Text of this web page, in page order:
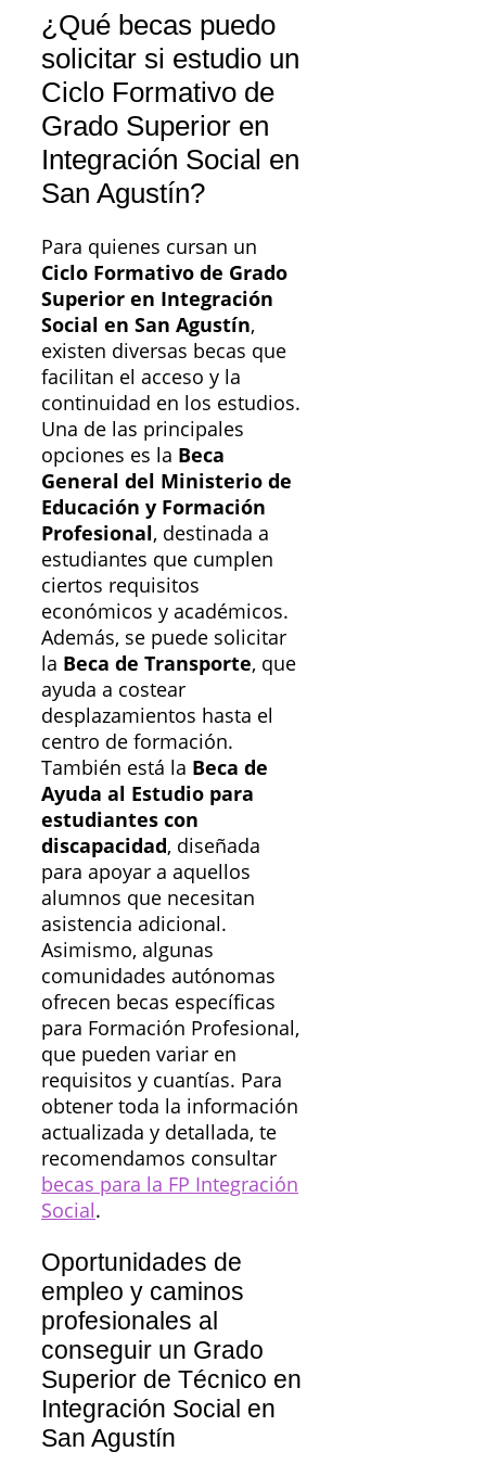
¿Qué becas puedo
solicitar si estudio un
Ciclo Formativo de
Grado Superior en
Integración Social en
San Agustín?
Para quienes cursan un
Ciclo Formativo de Grado
Superior en Integración
Social en San Agustín,
existen diversas becas que
facilitan el acceso y la
continuidad en los estudios.
Una de las principales
opciones es la Beca
General del Ministerio de
Educación y Formación
Profesional, destinada a
estudiantes que cumplen
ciertos requisitos
económicos y académicos.
Además, se puede solicitar
la Beca de Transporte, que
ayuda a costear
desplazamientos hasta el
centro de formación.
También está la Beca de
Ayuda al Estudio para
estudiantes con
discapacidad, diseñada
para apoyar a aquellos
alumnos que necesitan
asistencia adicional.
Asimismo, algunas
comunidades autónomas
ofrecen becas específicas
para Formación Profesional,
que pueden variar en
requisitos y cuantías. Para
obtener toda la información
actualizada y detallada, te
recomendamos consultar
becas para la FP Integración
Social.
Oportunidades de
empleo y caminos
profesionales al
conseguir un Grado
Superior de Técnico en
Integración Social en
San Agustín